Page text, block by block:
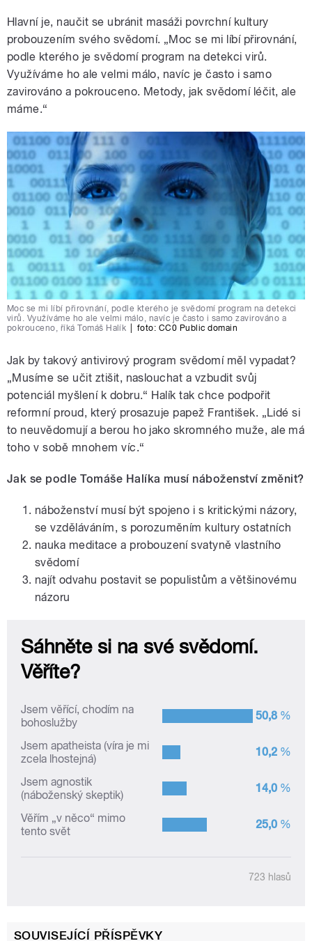
Hlavní je, naučit se ubránit masáži povrchní kultury
probouzením svého svědomí. „Moc se mi líbí přirovnání,
podle kterého je svědomí program na detekci virů.
Využíváme ho ale velmi málo, navíc je často i samo
zavirováno a pokrouceno. Metody, jak svědomí léčit, ale
máme.“
Moc se mi líbí přirovnání, podle kterého je svědomí program na detekci
virů. Využíváme ho ale velmi málo, navíc je často i samo zavirováno a
pokrouceno, říká Tomáš Halík
foto: CC0 Public domain
Jak by takový antivirový program svědomí měl vypadat?
„Musíme se učit ztišit, naslouchat a vzbudit svůj
potenciál myšlení k dobru.“ Halík tak chce podpořit
reformní proud, který prosazuje papež František. „Lidé si
to neuvědomují a berou ho jako skromného muže, ale má
toho v sobě mnohem víc.“
Jak se podle Tomáše Halíka musí náboženství změnit?
náboženství musí být spojeno i s kritickými názory,
se vzděláváním, s porozuměním kultury ostatních
nauka meditace a probouzení svatyně vlastního
svědomí
najít odvahu postavit se populistům a většinovému
názoru
SOUVISEJÍCÍ PŘÍSPĚVKY